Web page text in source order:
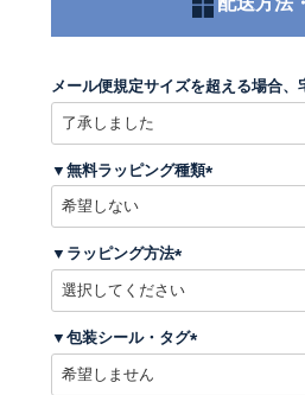
メール便規定サイズを超える場合、
▼無料ラッピング種類
)
▼ラッピング方法
須
)
▼包装シール・タグ